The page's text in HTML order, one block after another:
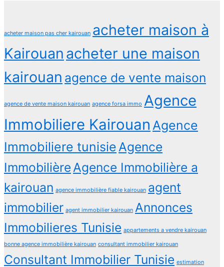
acheter maison pas cher kairouan acheter maison à
Kairouan acheter une maison
kairouan agence de vente maison
agence de vente maison kairouan agence forsa immo Agence
Immobiliere Kairouan Agence
Immobiliere tunisie Agence
Immobilière Agence Immobilière a
kairouan agence immobilière fiable kairouan agent
immobilier agent immobilier kairouan Annonces
Immobilieres Tunisie appartements a vendre kairouan
bonne agence immobilière kairouan consultant immobilier kairouan
Consultant Immobilier Tunisie estimation